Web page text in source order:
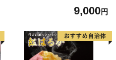
9,000円